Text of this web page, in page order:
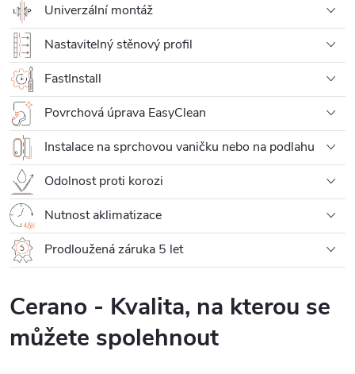
Univerzální montáž
Nastavitelný stěnový profil
FastInstall
Povrchová úprava EasyClean
Instalace na sprchovou vaničku nebo na podlahu
Odolnost proti korozi
Nutnost aklimatizace
Prodloužená záruka 5 let
Cerano - Kvalita, na kterou se
můžete spolehnout